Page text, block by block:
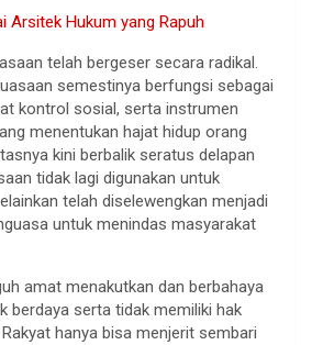
Arsitek Hukum yang Rapuh
telah bergeser secara radikal.
semestinya berfungsi sebagai
kontrol sosial, serta instrumen
menentukan hajat hidup orang
kini berbalik seratus delapan
tidak lagi digunakan untuk
telah diselewengkan menjadi
untuk menindas masyarakat
amat menakutkan dan berbahaya
berdaya serta tidak memiliki hak
hanya bisa menjerit sembari